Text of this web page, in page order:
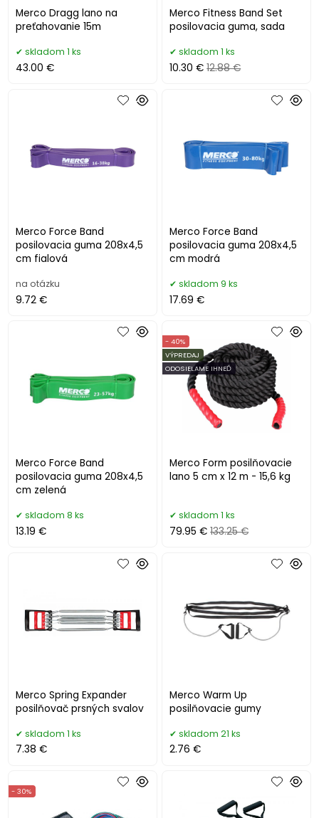
Merco Dragg lano na
preťahovanie 15m
skladom 1 ks
43.00 €
Merco Fitness Band Set
posilovacia guma, sada
skladom 1 ks
10.30 € 12.88 €
Merco Force Band
posilovacia guma 208x4,5
cm fialová
na otázku
9.72 €
Merco Force Band
posilovacia guma 208x4,5
cm modrá
skladom 9 ks
17.69 €
Merco Force Band
posilovacia guma 208x4,5
cm zelená
skladom 8 ks
13.19 €
Merco Form posilňovacie
lano 5 cm x 12 m - 15,6 kg
- 40%
VÝPREDAJ
ODOSIELAME IHNEĎ
skladom 1 ks
79.95 € 133.25 €
Merco Spring Expander
posilňovač prsných svalov
skladom 1 ks
7.38 €
Merco Warm Up
posilňovacie gumy
skladom 21 ks
2.76 €
- 30%